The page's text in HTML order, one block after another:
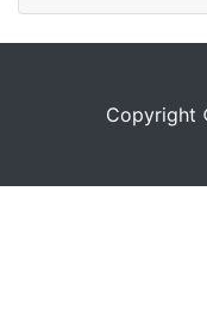
Copyright